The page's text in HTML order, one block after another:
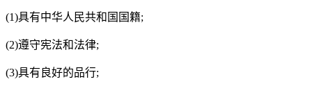
(1)具有中华人民共和国国籍;
(2)遵守宪法和法律;
(3)具有良好的品行;